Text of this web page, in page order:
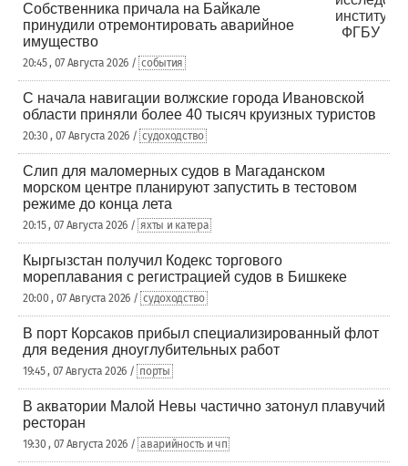
Собственника причала на Байкале
принудили отремонтировать аварийное
имущество
20:45 , 07 Августа 2026 / события
С начала навигации волжские города Ивановской
области приняли более 40 тысяч круизных туристов
20:30 , 07 Августа 2026 / судоходство
Слип для маломерных судов в Магаданском
морском центре планируют запустить в тестовом
режиме до конца лета
20:15 , 07 Августа 2026 / яхты и катера
Кыргызстан получил Кодекс торгового
мореплавания с регистрацией судов в Бишкеке
20:00 , 07 Августа 2026 / судоходство
В порт Корсаков прибыл специализированный флот
для ведения дноуглубительных работ
19:45 , 07 Августа 2026 / порты
В акватории Малой Невы частично затонул плавучий
ресторан
19:30 , 07 Августа 2026 / аварийность и чп